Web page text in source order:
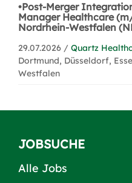
•Post-Merger
Manager Healthcare
Nordrhein-Westfalen
29.07.2026 / Quartz
Dortmund, Düsseldorf,
Westfalen
JOBSUCHE
Alle Jobs